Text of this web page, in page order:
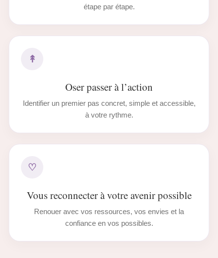
étape par étape.
↟
Oser passer à l’action
Identifier un premier pas concret, simple et accessible,
à votre rythme.
♡
Vous reconnecter à votre avenir possible
Renouer avec vos ressources, vos envies et la
confiance en vos possibles.